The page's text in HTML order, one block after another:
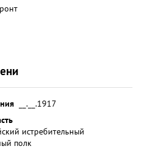
__.__.1917
истребительный
полк